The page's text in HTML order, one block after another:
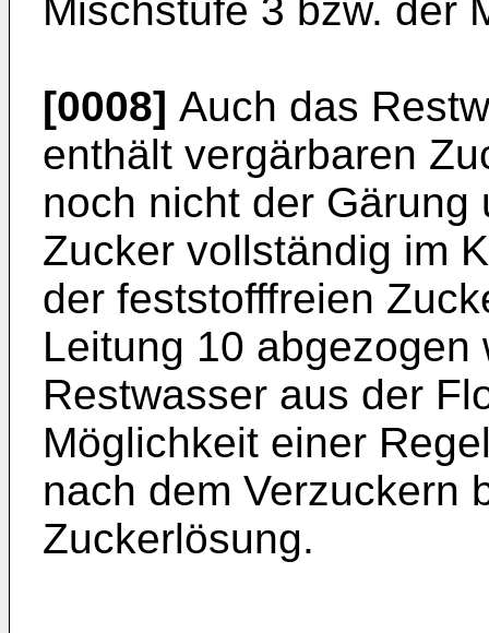
Mischstufe 3 bzw. der
[0008] Auch das
enthält vergärbaren
noch nicht der
Zucker vollständig im
der feststofffreien
Leitung 10
Restwasser aus der
Möglichkeit einer
nach dem Verzuckern
Zuckerlösung.